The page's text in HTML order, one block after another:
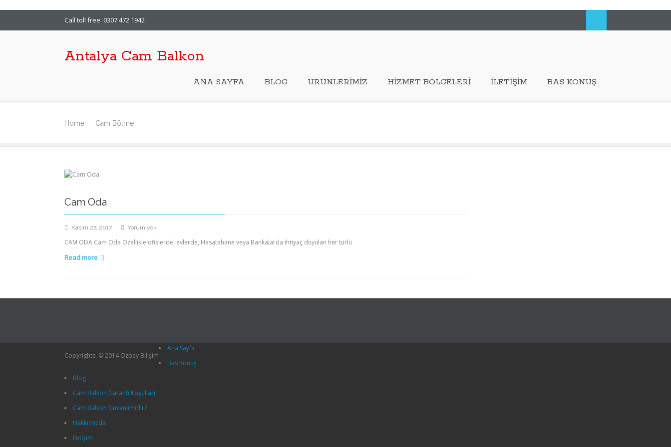
Call toll free: 0307 472 1942
Antalya Cam Balkon
ANA SAYFA BLOG ÜRÜNLERIMIZ HIZMET BÖLGELERI İLETIŞIM BAS KONUŞ
Home Cam Bölme
Cam Oda
Kasım 27, 2017 Yorum yok
CAM ODA Cam Oda Özellikle ofislerde, evlerde, Hasatahane veya Bankalarda ihtiyaç duyulan her türlü
Read more
Copyrights. © 2014 Özbey Bilişim
Ana Sayfa
Bas Konuş
Blog
Cam Balkon Garanti Koşulları!
Cam Balkon Güvenlimidir?
Hakkımızda
İletişim